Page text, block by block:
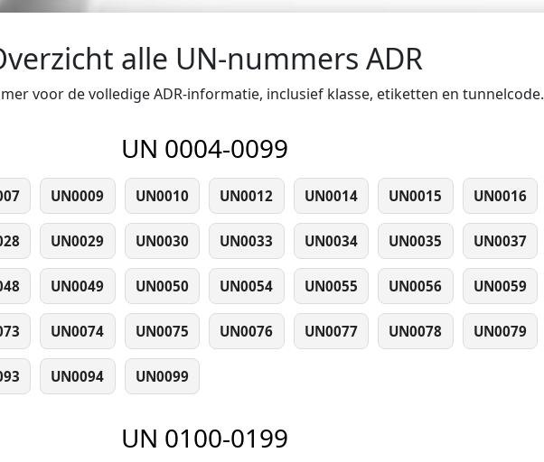
alle UN-nummers ADR
voor de volledige ADR-informatie, inclusief klasse, etiketten en tunnelcode.
UN 0004-0099
UN0009 UN0010 UN0012 UN0014 UN0015 UN0016
UN0029 UN0030 UN0033 UN0034 UN0035 UN0037
UN0049 UN0050 UN0054 UN0055 UN0056 UN0059
UN0074 UN0075 UN0076 UN0077 UN0078 UN0079
UN0094 UN0099
UN 0100-0199